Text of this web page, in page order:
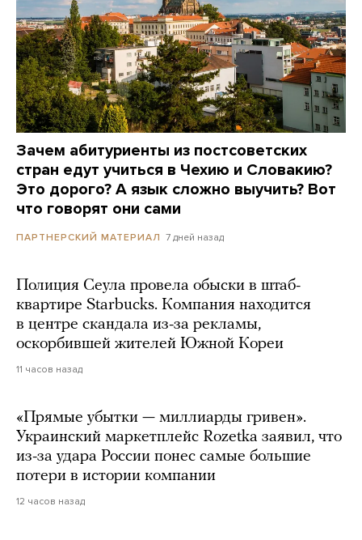
Зачем абитуриенты из постсоветских
стран едут учиться в Чехию и Словакию?
Это дорого? А язык сложно выучить? Вот
что говорят они сами
ПАРТНЕРСКИЙ МАТЕРИАЛ 7 дней назад
Полиция Сеула провела обыски в штаб-
квартире Starbucks. Компания находится
в центре скандала из-за рекламы,
оскорбившей жителей Южной Кореи
11 часов назад
«Прямые убытки — миллиарды гривен».
Украинский маркетплейс Rozetka заявил, что
из-за удара России понес самые большие
потери в истории компании
12 часов назад